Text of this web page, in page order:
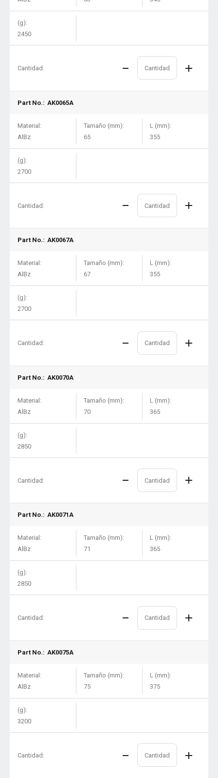
(g):
2450
Cantidad:
Part No.: AK0065A
Material:
AlBz
Tamaño (mm):
65
L (mm):
355
(g):
2700
Cantidad:
Part No.: AK0067A
Material:
AlBz
Tamaño (mm):
67
L (mm):
355
(g):
2700
Cantidad:
Part No.: AK0070A
Material:
AlBz
Tamaño (mm):
70
L (mm):
365
(g):
2850
Cantidad:
Part No.: AK0071A
Material:
AlBz
Tamaño (mm):
71
L (mm):
365
(g):
2850
Cantidad:
Part No.: AK0075A
Material:
AlBz
Tamaño (mm):
75
L (mm):
375
(g):
3200
Cantidad: